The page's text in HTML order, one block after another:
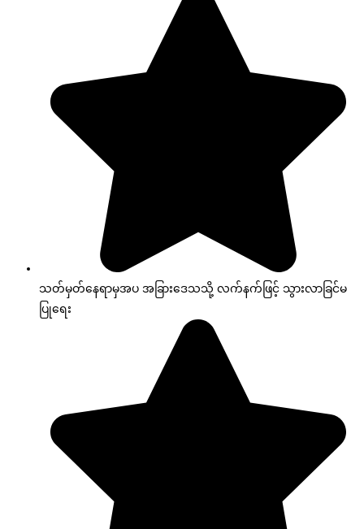
သတ်မှတ်နေရာမှအပ အခြားဒေသသို့ လက်နက်ဖြင့် သွားလာခြင်မ
ပြုရေး